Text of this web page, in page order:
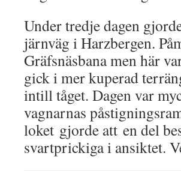
Under tredje dagen
järnväg i Harzbergen.
Gräfsnäsbana men här
gick i mer kuperad
intill tåget. Dagen var
vagnarnas
loket gjorde att en del
svartprickiga i ansiktet.